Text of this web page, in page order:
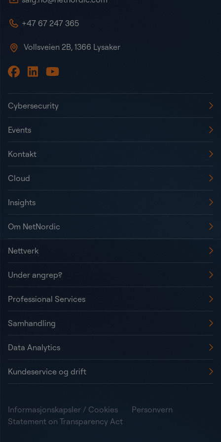
+47 67 247 365
Vollsveien 2B, 1366 Lysaker
Cybersecurity
Events
Kontakt
Cloud
Insights
Om NetNordic
Nettverk
Under angrep?
Professional Services
Samhandling
Data Analytics
Kundeservice og drift
Informasjonskapsler / Cookies
Personvern
Statement on Transparency Act